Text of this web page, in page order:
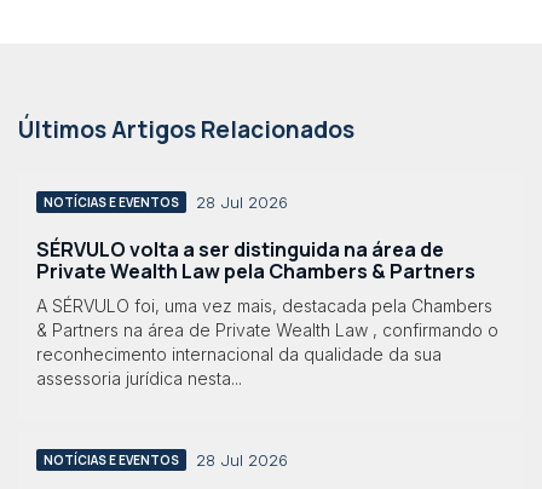
Últimos Artigos Relacionados
NOTÍCIAS E EVENTOS 28 Jul 2026
SÉRVULO volta a ser distinguida na área de
Private Wealth Law pela Chambers & Partners
A SÉRVULO foi, uma vez mais, destacada pela Chambers
& Partners na área de Private Wealth Law , confirmando o
reconhecimento internacional da qualidade da sua
assessoria jurídica nesta...
NOTÍCIAS E EVENTOS 28 Jul 2026